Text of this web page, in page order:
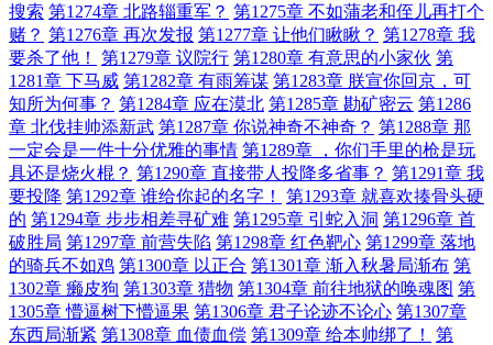
搜索 第1274章 北路辎重军？ 第1275章 不如蒲老和侄儿再打个
赌？ 第1276章 再次发报 第1277章 让他们瞅瞅？ 第1278章 我
要杀了他！
第1279章 议院行 第1280章 有意思的小家伙 第
1281章 下马威 第1282章 有雨筹谋 第1283章 朕宣你回京，可
知所为何事？ 第1284章 应在漠北 第1285章 勘矿密云 第1286
章 北伐挂帅添新武 第1287章 你说神奇不神奇？ 第1288章 那
一定会是一件十分优雅的事情 第1289章 ，你们手里的枪是玩
具还是烧火棍？ 第1290章 直接带人投降多省事？ 第1291章 我
要投降 第1292章 谁给你起的名字！
第1293章 就喜欢揍骨头硬
的 第1294章 步步相差寻矿难 第1295章 引蛇入洞 第1296章 首
破胜局 第1297章 前营失陷 第1298章 红色靶心 第1299章 落地
的骑兵不如鸡 第1300章 以正合 第1301章 渐入秋暑局渐布 第
1302章 癞皮狗 第1303章 猎物 第1304章 前往地狱的唤魂图 第
1305章 懵逼树下懵逼果 第1306章 君子论迹不论心 第1307章
东西局渐紧 第1308章 血债血偿 第1309章 给本帅绑了！
第